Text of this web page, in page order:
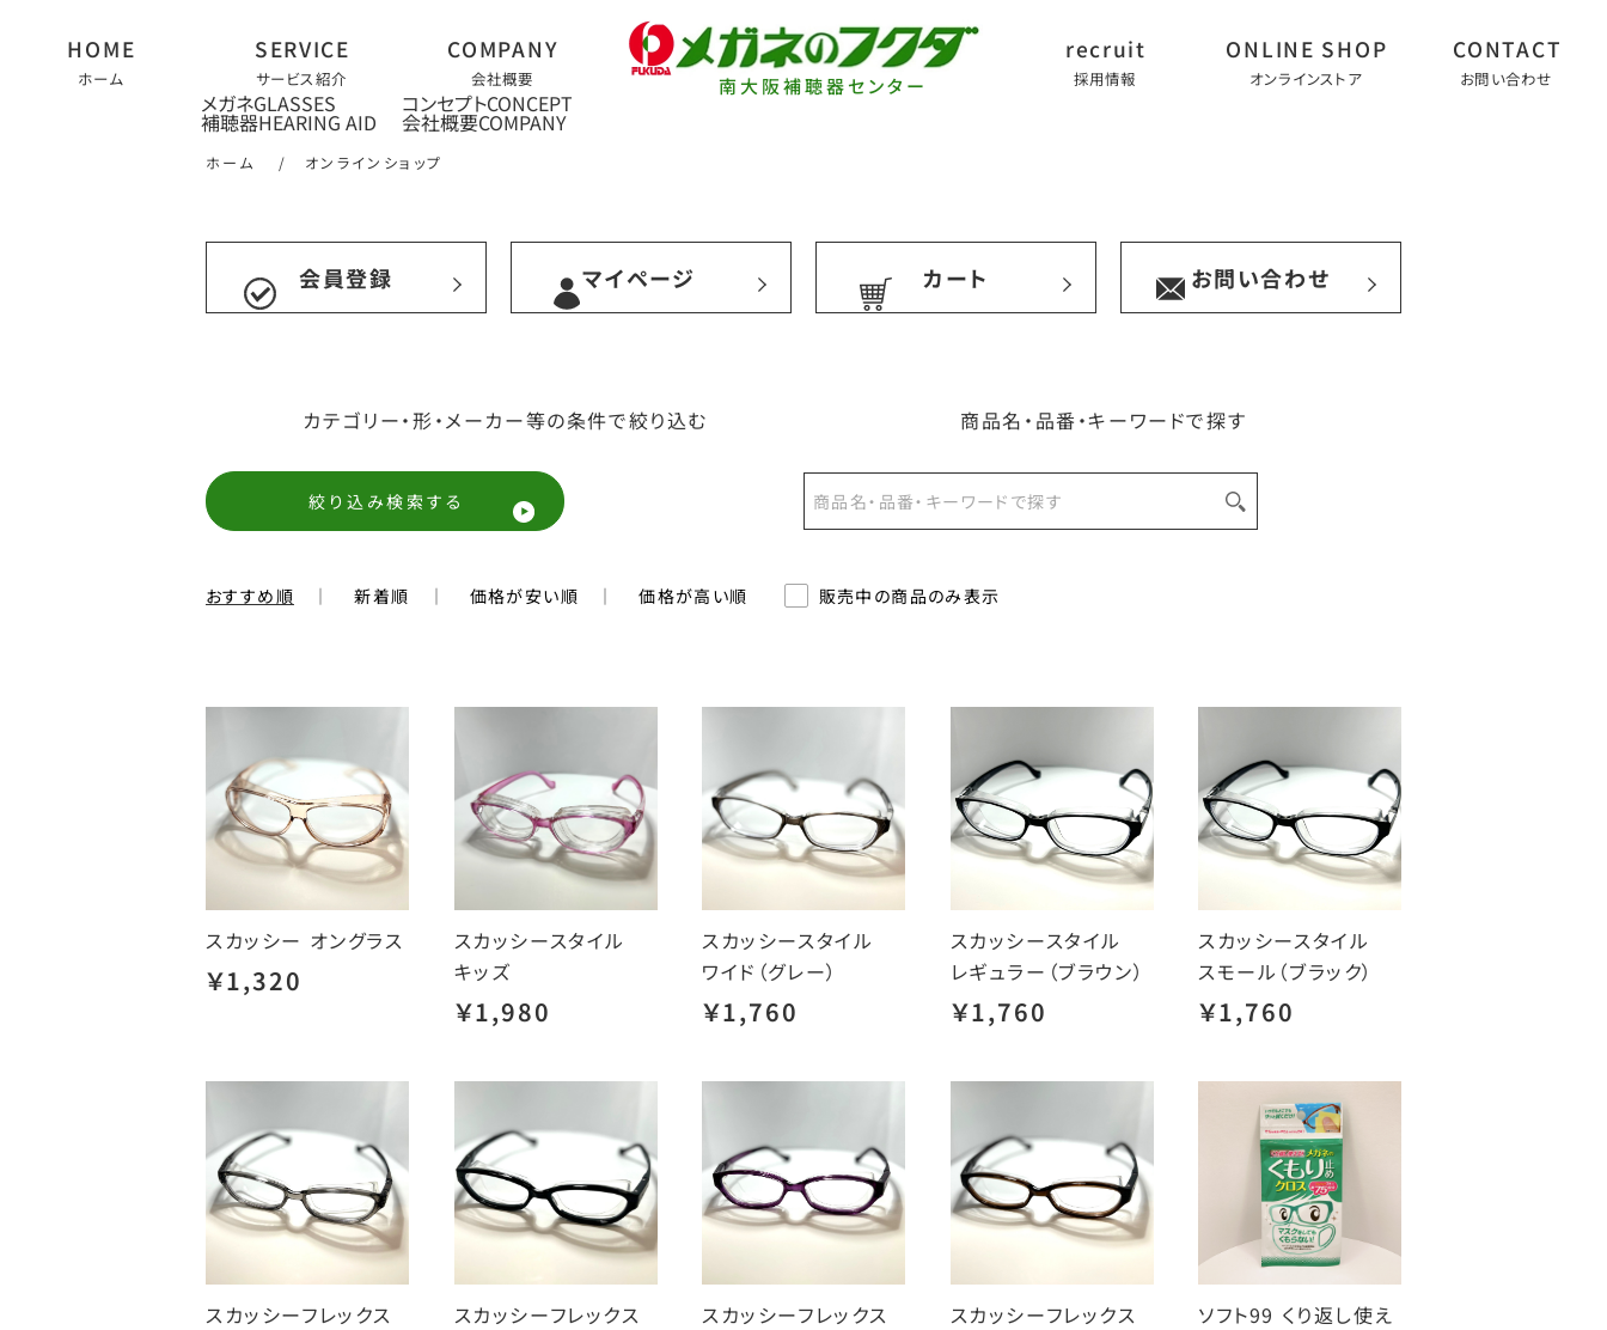
南大阪補聴器センター
ホーム サービス紹介
メガネ
補聴器
会社概要
コンセプト
会社概要
採用情報 オンラインストア お問い合わせ
ホーム / オンラインショップ
会員登録 マイページ カート お問い合わせ
カテゴリー・形・メーカー等の条件で絞り込む
絞り込み検索する
商品名・品番・キーワードで探す
おすすめ順 新着順 価格が安い順 価格が高い順 販売中の商品のみ表示
スカッシー オングラス
￥1,320
スカッシースタイル
キッズ
￥1,980
スカッシースタイル
ワイド（グレー）
￥1,760
スカッシースタイル
レギュラー（ブラウン）
￥1,760
スカッシースタイル
スモール（ブラック）
￥1,760
スカッシーフレックス
スカッシーフレックス
スカッシーフレックス
スカッシーフレックス
ソフト99 くり返し使え